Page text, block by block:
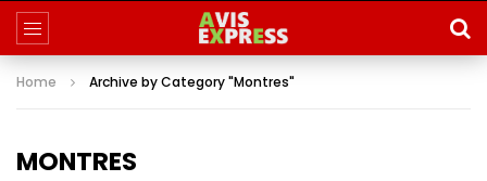
Home Archive by Category "Montres"
MONTRES